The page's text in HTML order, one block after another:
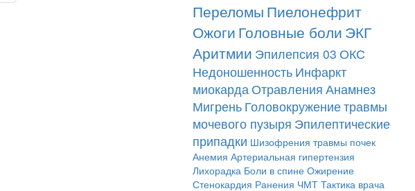
Переломы Пиелонефрит
Ожоги Головные боли ЭКГ
Аритмии Эпилепсия 03 ОКС
Недоношенность Инфаркт
миокарда Отравления Анамнез
Мигрень Головокружениетравмы
мочевого пузыря Эпилептические
припадки Шизофрения травмы почек
Анемия Артериальная гипертензия
Лихорадка Боли в спине Ожирение
Стенокардия Ранения ЧМТ Тактика врача